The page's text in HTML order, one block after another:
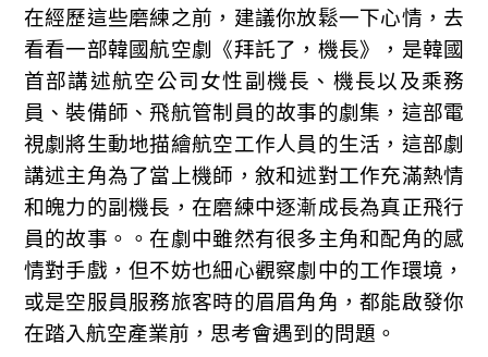
在經歷這些磨練之前，建議你放鬆一下心情，去
看看一部韓國航空劇《拜託了，機長》， 是韓國
首部講述航空公司女性副機長、機長以及乘務
員、裝備師、飛航管制員的故事的劇集，這部電
視劇將生動地描繪航空工作人員的生活， 這部劇
講述主角為了當上機師， 敘和述對工作充滿熱情
和魄力的副機長，在磨練中逐漸成長為真正飛行
員的故事。 。在劇中雖然有很多主角和配角的感
情對手戲，但不妨也細心觀察劇中的工作環境，
或是空服員服務旅客時的眉眉角角，都能啟發你
在踏入航空產業前，思考會遇到的問題。